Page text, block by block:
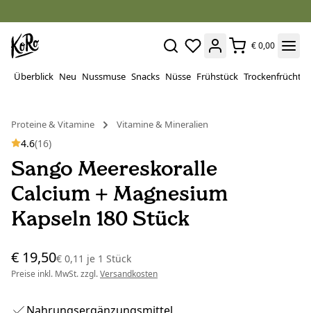
€ 0,00
Überblick Neu Nussmuse Snacks Nüsse Frühstück Trockenfrüchte
Proteine ​​& Vitamine
Vitamine & Mineralien
4.6(16)
Sango Meereskoralle
Calcium + Magnesium
Kapseln 180 Stück
€ 19,50€ 0,11 je 1 Stück
Preise inkl. MwSt. zzgl.Versandkosten